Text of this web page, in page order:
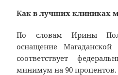
Как в лучших клиниках
По словам Ирины
оснащение
соответствует
минимум на 90 процентов.